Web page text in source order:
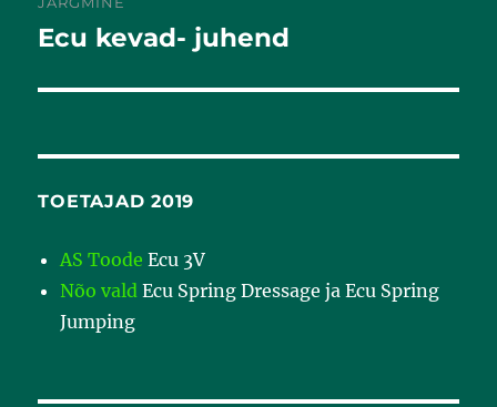
Järgmine
Ecu kevad- juhend
TOETAJAD 2019
AS Toode Ecu 3V
Nõo vald Ecu Spring Dressage ja Ecu Spring
Jumping